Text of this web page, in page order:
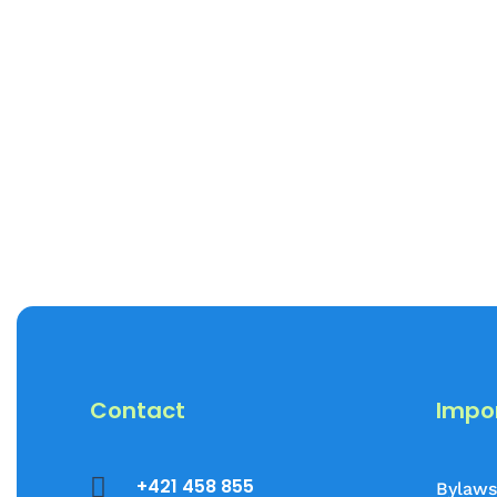
Contact
 +421 458 855 Bylaws